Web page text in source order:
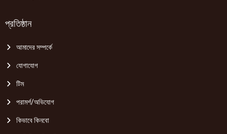
প্রতিষ্ঠান
আমাদের সম্পর্কে
যোগাযোগ
টিম
পরামর্শ/অভিযোগ
কিভাবে কিনবো